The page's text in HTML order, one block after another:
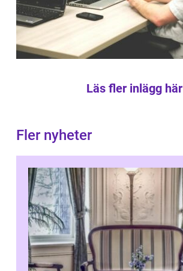
Läs fler inlägg här
Fler nyheter